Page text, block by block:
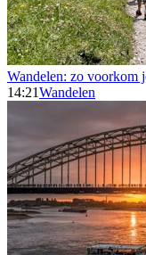
Wandelen: zo voorkom
14:21Wandelen